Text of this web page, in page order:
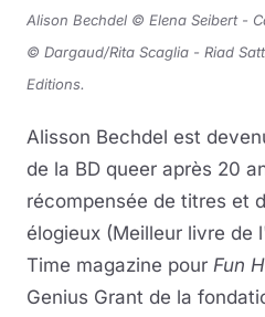
Alison Bechdel © Elena Seibert -
© Dargaud/Rita Scaglia - Riad
Editions.
Alisson Bechdel est
de la BD queer après 20
récompensée de titres et
élogieux (Meilleur livre de
Time magazine pour Fun
Genius Grant de la